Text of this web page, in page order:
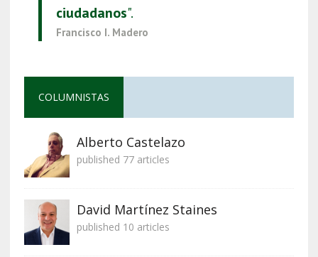
ciudadanos".
Francisco I. Madero
COLUMNISTAS
Alberto Castelazo
published 77 articles
David Martínez Staines
published 10 articles